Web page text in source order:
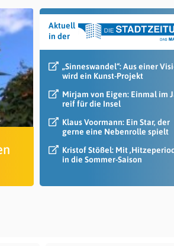
Aktuell
in der
„Sinneswandel“: Aus einer
wird ein Kunst-Projekt
Mirjam von Eigen: Einmal im
reif für die Insel
Klaus Voormann: Ein Star, der
gerne eine Nebenrolle spielt
Kristof Stößel: Mit
in die Sommer-Saison